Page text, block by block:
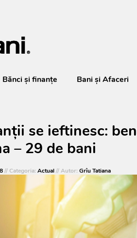
Bănci şi finanţe Bani și Afaceri
se ieftinesc:
– 29 de bani
// Categoria: Actual// Autor: Grîu Tatiana